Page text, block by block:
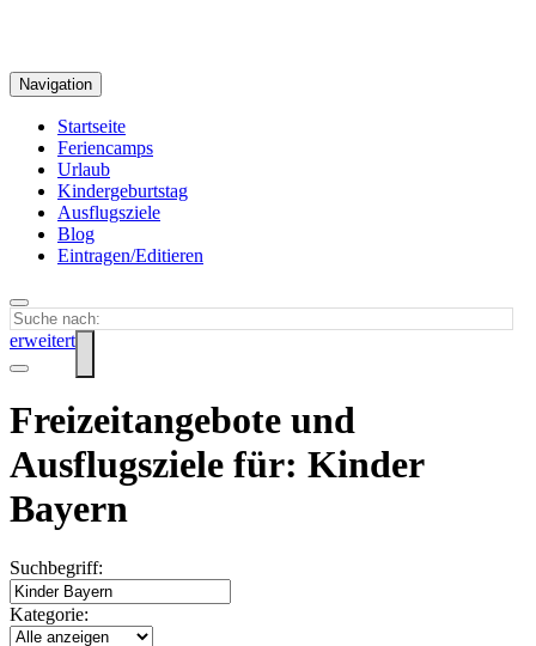
Navigation
Startseite
Feriencamps
Urlaub
Kindergeburtstag
Ausflugsziele
Blog
Eintragen/Editieren
erweitert
Freizeitangebote und
Ausflugsziele für: Kinder
Bayern
Suchbegriff:
Kategorie: